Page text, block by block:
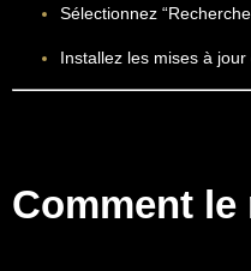
Sélectionnez
Installez les mises à jour
Comment le